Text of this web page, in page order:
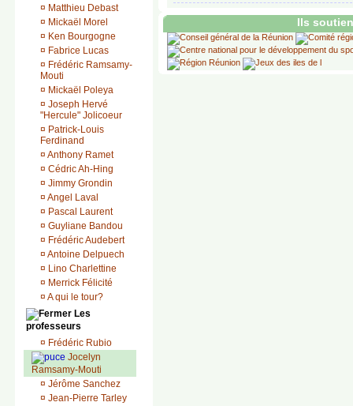
¤ Matthieu Debast
¤ Mickaël Morel
¤ Ken Bourgogne
¤ Fabrice Lucas
¤ Frédéric Ramsamy-
Mouti
¤ Mickaël Poleya
¤ Joseph Hervé
"Hercule" Jolicoeur
¤ Patrick-Louis
Ferdinand
¤ Anthony Ramet
¤ Cédric Ah-Hing
¤ Jimmy Grondin
¤ Angel Laval
¤ Pascal Laurent
¤ Guyliane Bandou
¤ Frédéric Audebert
¤ Antoine Delpuech
¤ Lino Charlettine
¤ Merrick Félicité
¤ A qui le tour?
Les
professeurs
¤ Frédéric Rubio
Jocelyn
Ramsamy-Mouti
¤ Jérôme Sanchez
¤ Jean-Pierre Tarley
Ils